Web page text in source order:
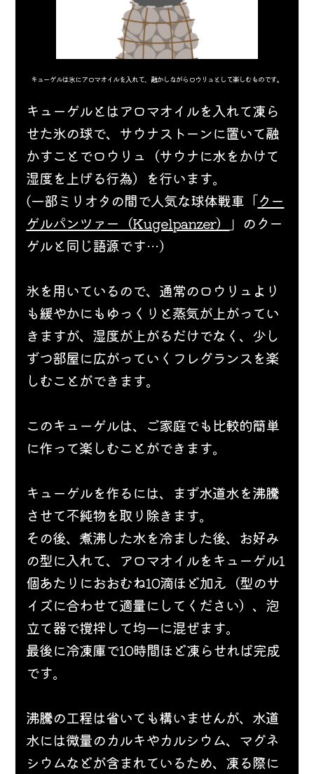
キューゲルは氷にアロマオイルを入れて、融かしながらロウリュとして楽しむものです。
キューゲルとはアロマオイルを入れて凍ら
せた氷の球で、サウナストーンに置いて融
かすことでロウリュ（サウナに水をかけて
湿度を上げる行為）を行います。
(一部ミリオタの間で人気な球体戦車「クー
ゲルパンツァー（Kugelpanzer）
」のクー
ゲルと同じ語源です…)
氷を用いているので、通常のロウリュより
も緩やかにもゆっくりと蒸気が上がってい
きますが、湿度が上がるだけでなく、少し
ずつ部屋に広がっていくフレグランスを楽
しむことができます。
このキューゲルは、ご家庭でも比較的簡単
に作って楽しむことができます。
キューゲルを作るには、まず水道水を沸騰
させて不純物を取り除きます。
その後、煮沸した水を冷ました後、お好み
の型に入れて、アロマオイルをキューゲル1
個あたりにおおむね10滴ほど加え（型のサ
イズに合わせて適量にしてください）、泡
立て器で撹拌して均一に混ぜます。
最後に冷凍庫で10時間ほど凍らせれば完成
です。
沸騰の工程は省いても構いませんが、水道
水には微量のカルキやカルシウム、マグネ
シウムなどが含まれているため、凍る際に